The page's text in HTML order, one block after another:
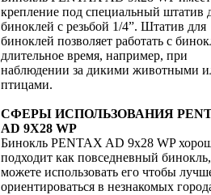
крепление под специальный штатив
биноклей с резьбой 1/4”. Штатив для
биноклей позволяет работать с
длительное время, например, при
наблюдении за дикими животными
птицами.
СФЕРЫ ИСПОЛЬЗОВАНИЯ
AD 9X28 WP
Бинокль PENTAX AD 9x28 WP
подходит как повседневный
можете использовать его чтобы
ориентироваться в незнакомых